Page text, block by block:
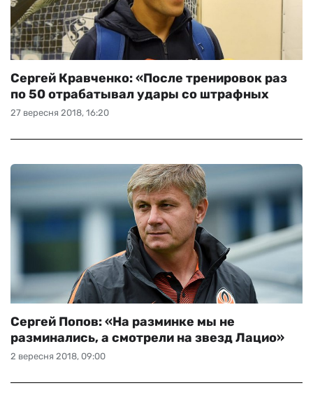
27 вересня 2018, 16:20
Сергей Кравченко: «После тренировок раз
по 50 отрабатывал удары со штрафных
2 вересня 2018, 09:00
Сергей Попов: «На разминке мы не
разминались, а смотрели на звезд Лацио»